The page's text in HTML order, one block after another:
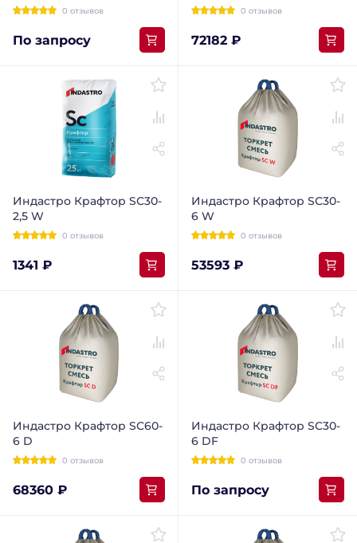
0 отзывов
По запросу
0 отзывов
72182 ₽
Индастро Крафтор SС30-
2,5 W
0 отзывов
1341 ₽
Индастро Крафтор SС30-
6 W
0 отзывов
53593 ₽
Индастро Крафтор SС60-
6 D
0 отзывов
68360 ₽
Индастро Крафтор SC30-
6 DF
0 отзывов
По запросу